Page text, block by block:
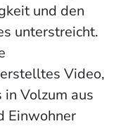
und den
unterstreicht.
Video,
Volzum aus
Einwohner